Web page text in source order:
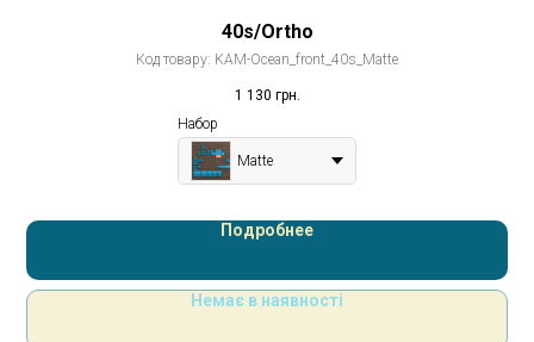
40s/Ortho
Код товару: KAM-Ocean_front_40s_Matte
1 130 грн.
Набор
Matte
Подробнее
Немає в наявності